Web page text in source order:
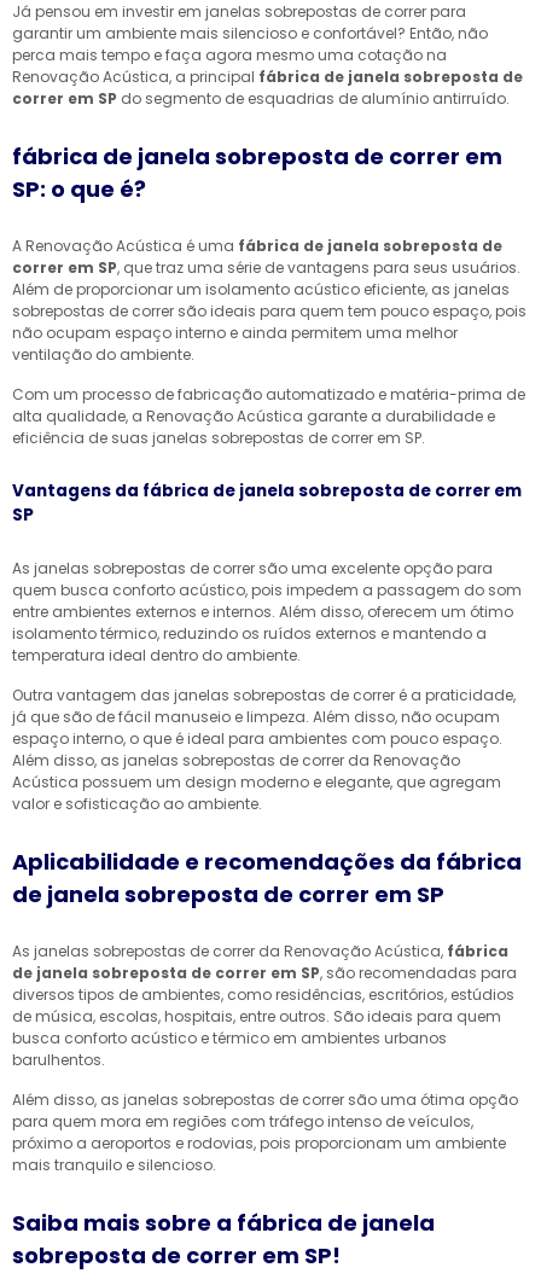
Já pensou em investir em janelas sobrepostas de correr para
garantir um ambiente mais silencioso e confortável? Então, não
perca mais tempo e faça agora mesmo uma cotação na
Renovação Acústica, a principal fábrica de janela sobreposta de
correr em SP do segmento de esquadrias de alumínio antirruído.
fábrica de janela sobreposta de correr em
SP: o que é?
A Renovação Acústica é uma fábrica de janela sobreposta de
correr em SP, que traz uma série de vantagens para seus usuários.
Além de proporcionar um isolamento acústico eficiente, as janelas
sobrepostas de correr são ideais para quem tem pouco espaço, pois
não ocupam espaço interno e ainda permitem uma melhor
ventilação do ambiente.
Com um processo de fabricação automatizado e matéria-prima de
alta qualidade, a Renovação Acústica garante a durabilidade e
eficiência de suas janelas sobrepostas de correr em SP.
Vantagens da fábrica de janela sobreposta de correr em
SP
As janelas sobrepostas de correr são uma excelente opção para
quem busca conforto acústico, pois impedem a passagem do som
entre ambientes externos e internos. Além disso, oferecem um ótimo
isolamento térmico, reduzindo os ruídos externos e mantendo a
temperatura ideal dentro do ambiente.
Outra vantagem das janelas sobrepostas de correr é a praticidade,
já que são de fácil manuseio e limpeza. Além disso, não ocupam
espaço interno, o que é ideal para ambientes com pouco espaço.
Além disso, as janelas sobrepostas de correr da Renovação
Acústica possuem um design moderno e elegante, que agregam
valor e sofisticação ao ambiente.
Aplicabilidade e recomendações da fábrica
de janela sobreposta de correr em SP
As janelas sobrepostas de correr da Renovação Acústica, fábrica
de janela sobreposta de correr em SP, são recomendadas para
diversos tipos de ambientes, como residências, escritórios, estúdios
de música, escolas, hospitais, entre outros. São ideais para quem
busca conforto acústico e térmico em ambientes urbanos
barulhentos.
Além disso, as janelas sobrepostas de correr são uma ótima opção
para quem mora em regiões com tráfego intenso de veículos,
próximo a aeroportos e rodovias, pois proporcionam um ambiente
mais tranquilo e silencioso.
Saiba mais sobre a fábrica de janela
sobreposta de correr em SP!